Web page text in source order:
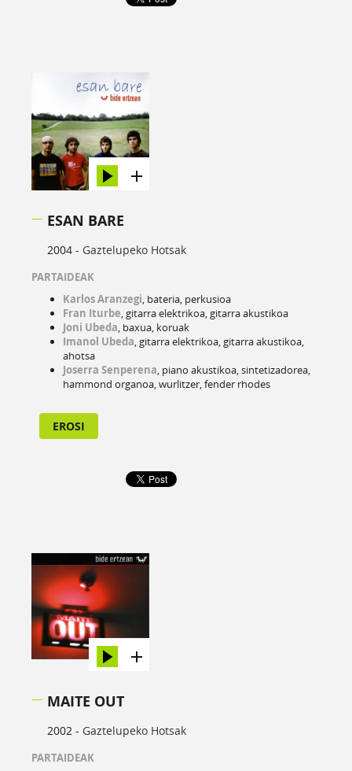
ESAN BARE
2004 - Gaztelupeko Hotsak
PARTAIDEAK
Karlos Aranzegi, bateria, perkusioa
Fran Iturbe, gitarra elektrikoa, gitarra akustikoa
Joni Ubeda, baxua, koruak
Imanol Ubeda, gitarra elektrikoa, gitarra akustikoa,
ahotsa
Joserra Senperena, piano akustikoa, sintetizadorea,
hammond organoa, wurlitzer, fender rhodes
EROSI
MAITE OUT
2002 - Gaztelupeko Hotsak
PARTAIDEAK